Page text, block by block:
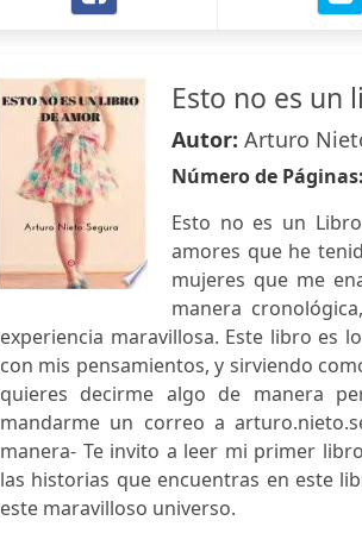
Esto no es un
Autor: Arturo
Número de Páginas:
Esto no es un
amores que he
mujeres que me
manera
experiencia maravillosa. Este libro es
con mis pensamientos, y sirviendo
quieres decirme algo de manera
mandarme un correo a
manera- Te invito a leer mi primer
las historias que encuentras en este
este maravilloso universo.